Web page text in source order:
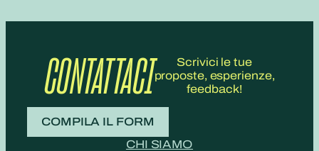
CONTATTACI
Scrivici le tue
proposte, esperienze,
feedback!
COMPILA IL FORM
CHI SIAMO